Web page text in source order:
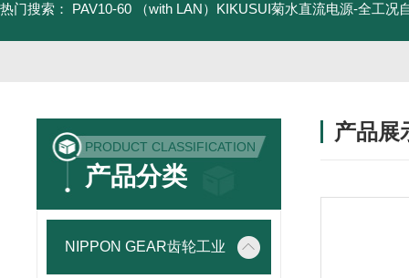
热门搜索： PAV10-60 （with LAN）KIKUSUI菊水直流电源-全工况
PRODUCT CLASSIFICATION
产品分类
NIPPON GEAR齿轮工业
产品展